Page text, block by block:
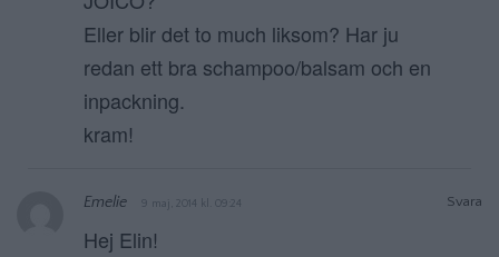
Eller blir det to much liksom? Har ju
redan ett bra schampoo/balsam och en
inpackning.
kram!
Svara
Emelie 9 maj, 2014 kl. 09:24
Hej Elin!